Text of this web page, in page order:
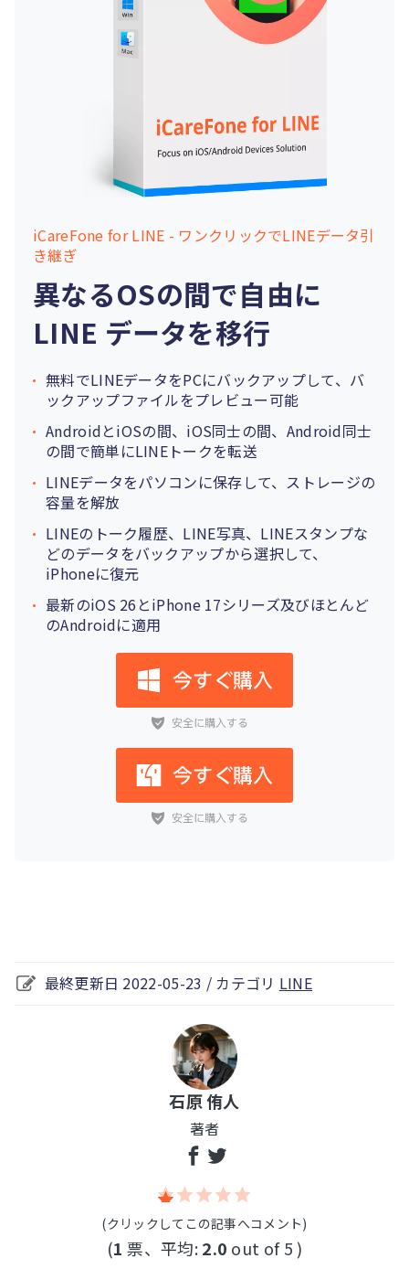
iCareFone for LINE - ワンクリックでLINEデータ引
き継ぎ
異なるOSの間で自由に
LINE データを移行
無料でLINEデータをPCにバックアップして、バ
ックアップファイルをプレビュー可能
AndroidとiOSの間、iOS同士の間、Android同士
の間で簡単にLINEトークを転送
LINEデータをパソコンに保存して、ストレージの
容量を解放
LINEのトーク履歴、LINE写真、LINEスタンプな
どのデータをバックアップから選択して、
iPhoneに復元
最新のiOS 26とiPhone 17シリーズ及びほとんど
のAndroidに適用
最終更新日 2022-05-23 / カテゴリ LINE
石原 侑人
著者
(クリックしてこの記事へコメント)
(1 票、平均:2.0 out of 5 )